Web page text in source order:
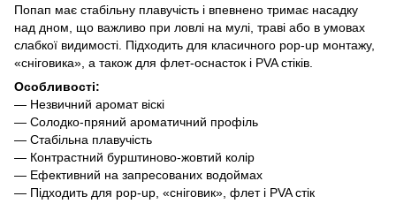
Попап має стабільну плавучість і впевнено тримає насадку
над дном, що важливо при ловлі на мулі, траві або в умовах
слабкої видимості. Підходить для класичного pop-up монтажу,
«сніговика», а також для флет-оснасток і PVA стіків.
Особливості:
— Незвичний аромат віскі
— Солодко-пряний ароматичний профіль
— Стабільна плавучість
— Контрастний бурштиново-жовтий колір
— Ефективний на запресованих водоймах
— Підходить для pop-up, «сніговик», флет і PVA стік